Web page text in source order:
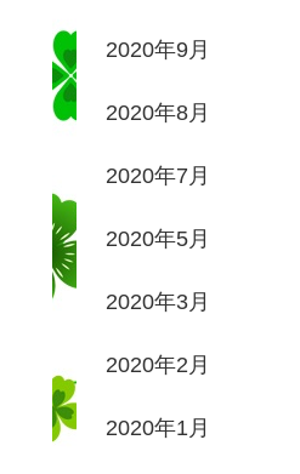
2020年9月
2020年8月
2020年7月
2020年5月
2020年3月
2020年2月
2020年1月